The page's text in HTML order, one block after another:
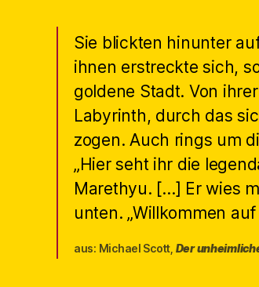
Sie blickten hinunter
ihnen erstreckte sich,
goldene Stadt. Von
Labyrinth, durch das
zogen. Auch rings um
„Hier seht ihr die
Marethyu. […] Er wies
unten. „Willkommen
aus: Michael Scott, Der